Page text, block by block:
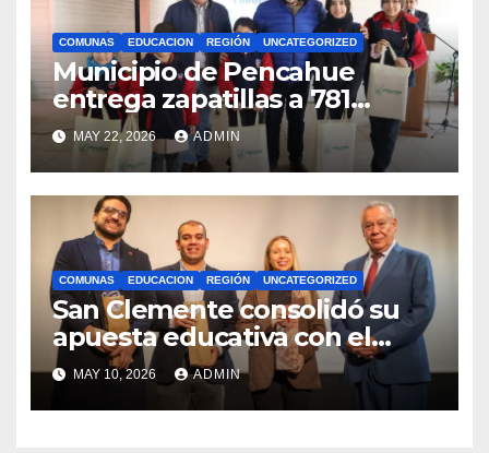
COMUNAS EDUCACION REGIÓN UNCATEGORIZED
Municipio de Pencahue
entrega zapatillas a 781
estudiantes con recursos del
Royalty Minero
MAY 22, 2026 ADMIN
COMUNAS EDUCACION REGIÓN UNCATEGORIZED
San Clemente consolidó su
apuesta educativa con el
lanzamiento del
Preuniversitario Brotes 2026
MAY 10, 2026 ADMIN